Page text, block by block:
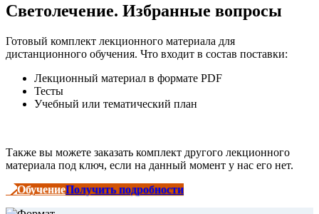
Светолечение. Избранные вопросы
Готовый комплект лекционного материала для
дистанционного обучения. Что входит в состав поставки:
Лекционный материал в формате PDF
Тесты
Учебный или тематический план
Также вы можете заказать комплект другого лекционного
материала под ключ, если на данный момент у нас его нет.
Получить подробности